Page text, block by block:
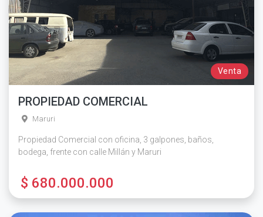
Venta
PROPIEDAD COMERCIAL
Maruri
Propiedad Comercial con oficina, 3 galpones, baños,
bodega, frente con calle Millán y Maruri
$ 680.000.000